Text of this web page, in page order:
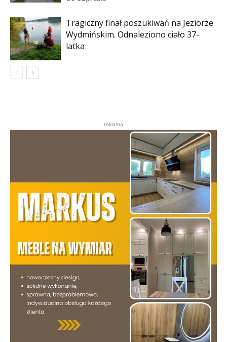
Tragiczny finał poszukiwań na Jeziorze
Wydmińskim. Odnaleziono ciało 37-
latka
reklama